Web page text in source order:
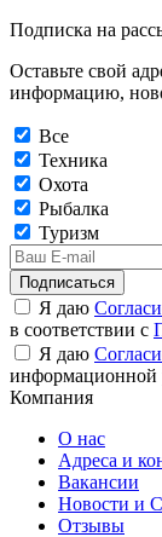
Подписка на
Оставьте свой
информацию,
Все
Техника
Охота
Рыбалка
Туризм
Подписаться
Я даю
в соответствии с
Я даю
информационной
Компания
О нас
Адреса и
Вакансии
Новости и
Отзывы